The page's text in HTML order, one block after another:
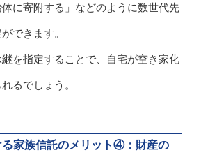
に寄附する」などのように数世代先
できます。
を指定することで、自宅が空き家化
るでしょう。
家族信託のメリット④： 財産の